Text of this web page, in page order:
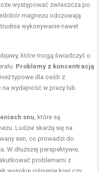
występować zwłaszcza po
magnezu odczuwają
wykonywanie nawet
które mogą świadczyć o
Problemy z koncentracją
typowe dla osób z
wydajność w pracy lub
snu, które są
Ludzie skarżą się na
sen, co prowadzi do
W dłuższej perspektywie,
problemami z